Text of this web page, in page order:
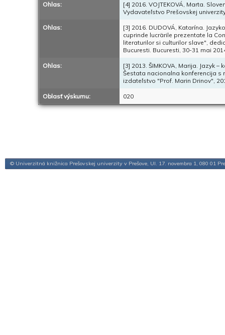
Ohlas:
[4] 2016. VOJTEKOVÁ, Marta.
Vydavateľstvo Prešovskej
Ohlas:
[3] 2016. DUDOVÁ, Katarína.
cuprinde lucrärile prezentate la
literaturilor si culturilor slave",
Bucuresti. Bucuresti, 30-31 mai
Ohlas:
[3] 2013. ŠIMKOVA, Marija. Jazyk
Šestata nacionalna konferencija
izdateľstvo "Prof. Marin Drinov",
Oblasť výskumu: 020
© Univerzitná knižnica Prešovskej univerzity v Prešove, Ul. 17. novembra 1, 080 01